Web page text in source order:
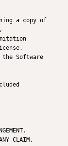
a copy of
Software
CLAIM,